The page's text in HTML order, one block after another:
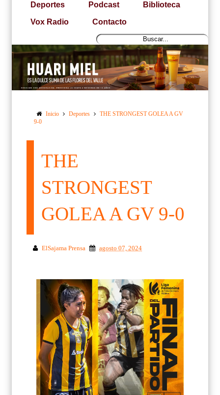
Deportes Podcast Biblioteca
Vox Radio Contacto
Inicio Deportes
THE STRONGEST GOLEA A GV
9-0
THE
STRONGEST
GOLEA A GV 9-0
ElSajama Prensa agosto 07, 2024